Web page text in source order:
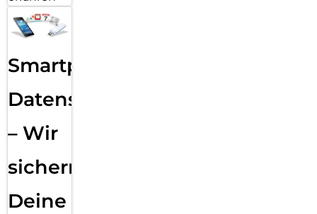
Smartphone
Datensicherung
– Wir
sichern
Deine